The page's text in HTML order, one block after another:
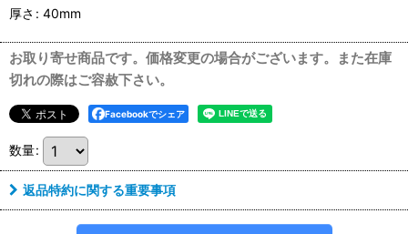
厚さ : 40mm
お取り寄せ商品です。価格変更の場合がございます。また在庫
切れの際はご容赦下さい。
Facebookでシェア
数量:
返品特約に関する重要事項